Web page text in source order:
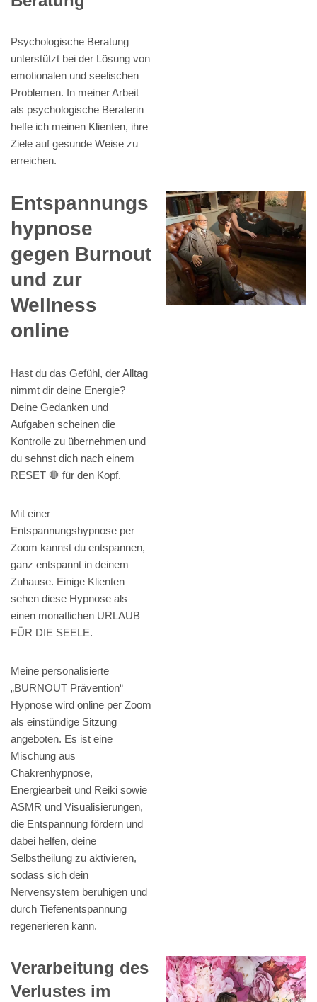
Psychologische Beratung
unterstützt bei der Lösung von
emotionalen und seelischen
Problemen. In meiner Arbeit
als psychologische Beraterin
helfe ich meinen Klienten, ihre
Ziele auf gesunde Weise zu
erreichen.
Entspannungs
hypnose
gegen Burnout
und zur
Wellness
online
Hast du das Gefühl, der Alltag
nimmt dir deine Energie?
Deine Gedanken und
Aufgaben scheinen die
Kontrolle zu übernehmen und
du sehnst dich nach einem
RESET 🛑 für den Kopf.
Mit einer
Entspannungshypnose per
Zoom kannst du entspannen,
ganz entspannt in deinem
Zuhause. Einige Klienten
sehen diese Hypnose als
einen monatlichen URLAUB
FÜR DIE SEELE.
Meine personalisierte
„BURNOUT Prävention“
Hypnose wird online per Zoom
als einstündige Sitzung
angeboten. Es ist eine
Mischung aus
Chakrenhypnose,
Energiearbeit und Reiki sowie
ASMR und Visualisierungen,
die Entspannung fördern und
dabei helfen, deine
Selbstheilung zu aktivieren,
sodass sich dein
Nervensystem beruhigen und
durch Tiefenentspannung
regenerieren kann.
Verarbeitung des
Verlustes im